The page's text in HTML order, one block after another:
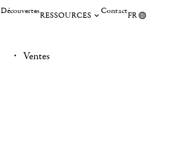
DécouvertesRESSOURCES ContactFR
Ventes